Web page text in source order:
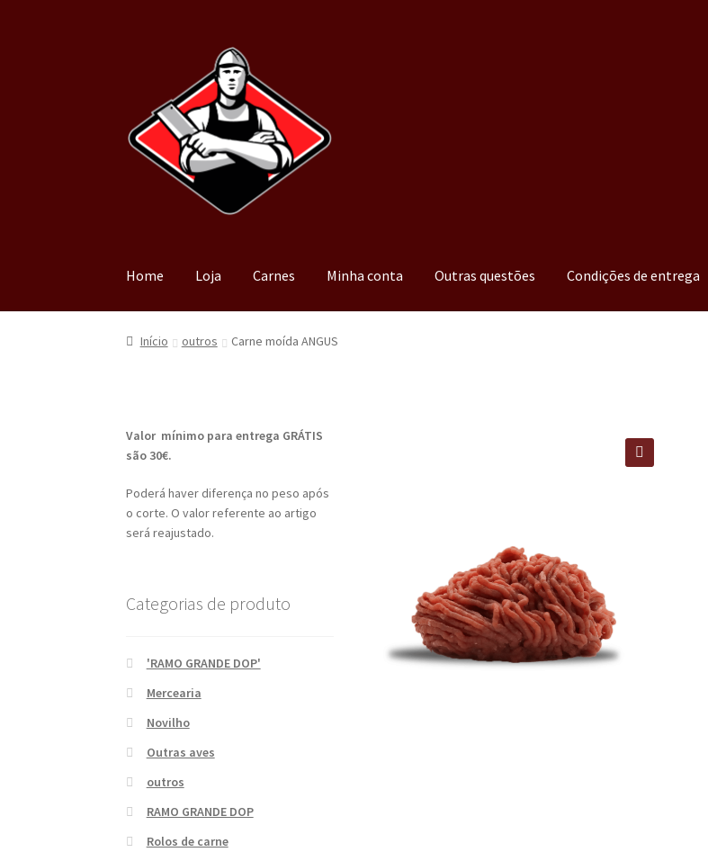
Home Loja Carnes Minha conta Outras questões Condições de entrega
Início outros Carne moída ANGUS
Valor mínimo para entrega GRÁTIS
são 30€.
Poderá haver diferença no peso após
o corte. O valor referente ao artigo
será reajustado.
Categorias de produto
'RAMO GRANDE DOP'
Mercearia
Novilho
Outras aves
outros
RAMO GRANDE DOP
Rolos de carne